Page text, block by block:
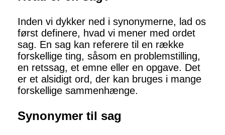
Inden vi dykker ned i synonymerne, lad os
først definere, hvad vi mener med ordet
sag. En sag kan referere til en række
forskellige ting, såsom en problemstilling,
en retssag, et emne eller en opgave. Det
er et alsidigt ord, der kan bruges i mange
forskellige sammenhænge.
Synonymer til sag